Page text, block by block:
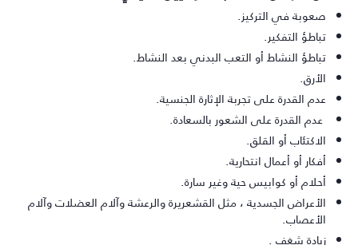
صعوبة في التركيز.
تباطؤ التفكير.
تباطؤ النشاط أو التعب البدني بعد النشاط.
الأرق.
عدم القدرة على تجربة الإثارة الجنسية.
عدم القدرة على الشعور بالسعادة.
الاكتئاب أو القلق.
أفكار أو أعمال انتحارية.
أحلام أو كوابيس حية وغير سارة.
الأعراض الجسدية ، مثل القشعريرة والرعشة وآلام العضلات وآلام
الأعصاب.
زيادة شغف .